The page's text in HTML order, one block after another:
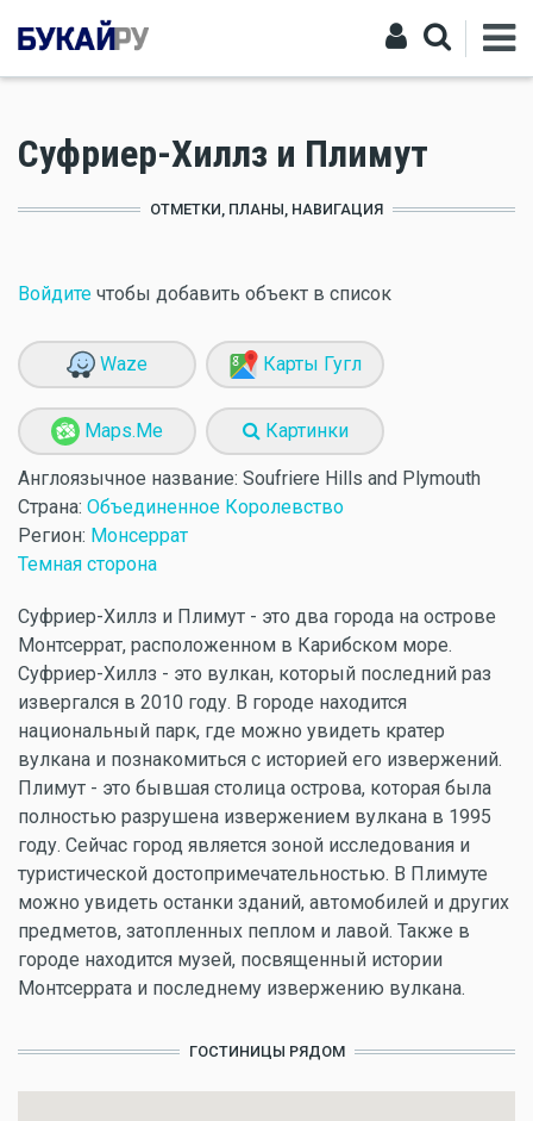
Суфриер-Хиллз и Плимут
ОТМЕТКИ, ПЛАНЫ, НАВИГАЦИЯ
Войдите чтобы добавить объект в список
Waze Карты Гугл
Maps.Me Картинки
Англоязычное название: Soufriere Hills and Plymouth
Страна: Объединенное Королевство
Регион: Монсеррат
Темная сторона
Суфриер-Хиллз и Плимут - это два города на острове
Монтсеррат, расположенном в Карибском море.
Суфриер-Хиллз - это вулкан, который последний раз
извергался в 2010 году. В городе находится
национальный парк, где можно увидеть кратер
вулкана и познакомиться с историей его извержений.
Плимут - это бывшая столица острова, которая была
полностью разрушена извержением вулкана в 1995
году. Сейчас город является зоной исследования и
туристической достопримечательностью. В Плимуте
можно увидеть останки зданий, автомобилей и других
предметов, затопленных пеплом и лавой. Также в
городе находится музей, посвященный истории
Монтсеррата и последнему извержению вулкана.
ГОСТИНИЦЫ РЯДОМ